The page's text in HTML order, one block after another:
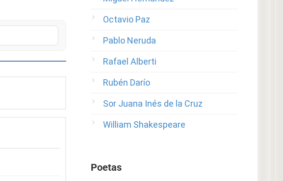
Octavio Paz
Pablo Neruda
Rafael Alberti
Rubén Darío
Sor Juana Inés de la Cruz
William Shakespeare
Poetas